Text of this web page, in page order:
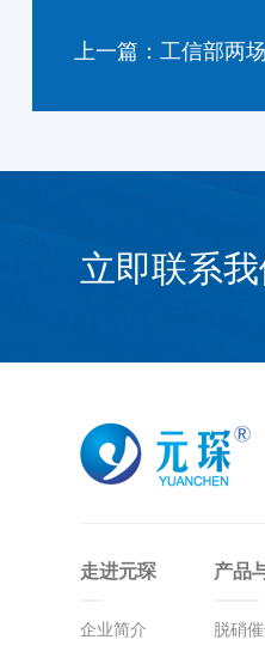
上一篇：工信部两
立即联系
走进元琛
企业简介
产品
脱硝